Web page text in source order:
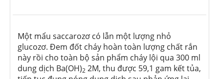
Một mẩu saccarozơ có lẫn một lượng nhỏ
glucozơ. Đem đốt cháy hoàn toàn lượng chất rắn
này rồi cho toàn bộ sản phẩm cháy lội qua 300 ml
dung dịch Ba(OH)2 2M, thu được 59,1 gam kết tủa,